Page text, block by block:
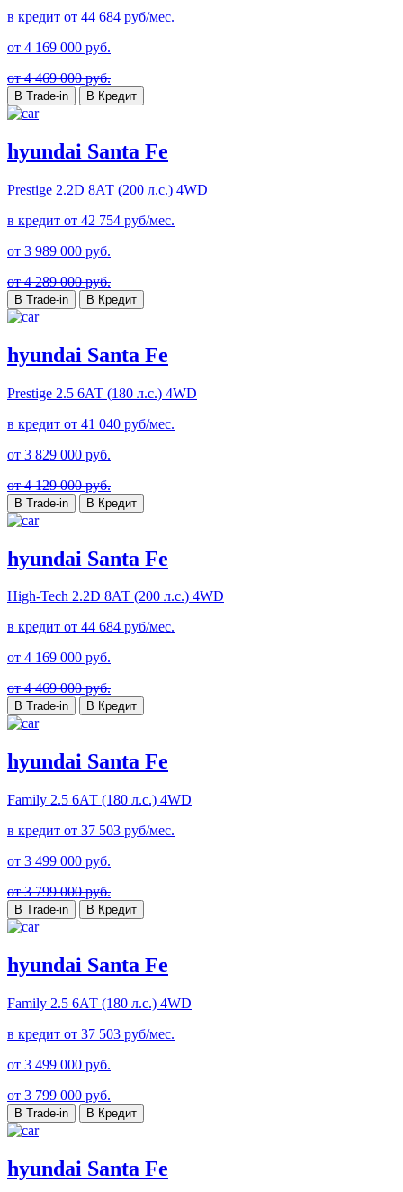
в кредит от 44 684 руб/мес.
от 4 169 000 руб.
от 4 469 000 руб.
В Trade-in В Кредит
hyundai Santa Fe
Prestige 2.2D 8АТ (200 л.с.) 4WD
в кредит от 42 754 руб/мес.
от 3 989 000 руб.
от 4 289 000 руб.
В Trade-in В Кредит
hyundai Santa Fe
Prestige 2.5 6АТ (180 л.с.) 4WD
в кредит от 41 040 руб/мес.
от 3 829 000 руб.
от 4 129 000 руб.
В Trade-in В Кредит
hyundai Santa Fe
High-Tech 2.2D 8АТ (200 л.с.) 4WD
в кредит от 44 684 руб/мес.
от 4 169 000 руб.
от 4 469 000 руб.
В Trade-in В Кредит
hyundai Santa Fe
Family 2.5 6АТ (180 л.с.) 4WD
в кредит от 37 503 руб/мес.
от 3 499 000 руб.
от 3 799 000 руб.
В Trade-in В Кредит
hyundai Santa Fe
Family 2.5 6АТ (180 л.с.) 4WD
в кредит от 37 503 руб/мес.
от 3 499 000 руб.
от 3 799 000 руб.
В Trade-in В Кредит
hyundai Santa Fe